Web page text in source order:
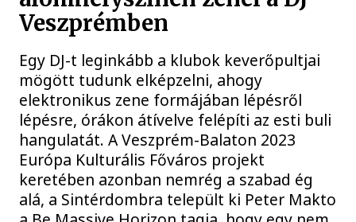
Veszprémben
Egy DJ-t leginkább a klubok keverőpultjai
mögött tudunk elképzelni, ahogy
elektronikus zene formájában lépésről
lépésre, órákon átívelve felépíti az esti buli
hangulatát. A Veszprém-Balaton 2023
Európa Kulturális Főváros projekt
keretében azonban nemrég a szabad ég
alá, a Sintérdombra települt ki Peter Makto